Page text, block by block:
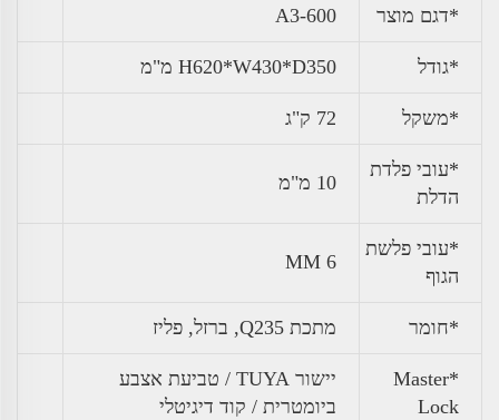
*דגם מוצר A3-600
*גודל H620*W430*D350 מ"מ
*משקל 72 ק"ג
*עובי פלדת
הדלת
10 מ"מ
*עובי פלשת
הגוף
6 MM
*חומר מתכת Q235, ברזל, פליז
*Master
Lock
יישור TUYA / טביעת אצבע
ביומטרית / קוד דיגיטלי